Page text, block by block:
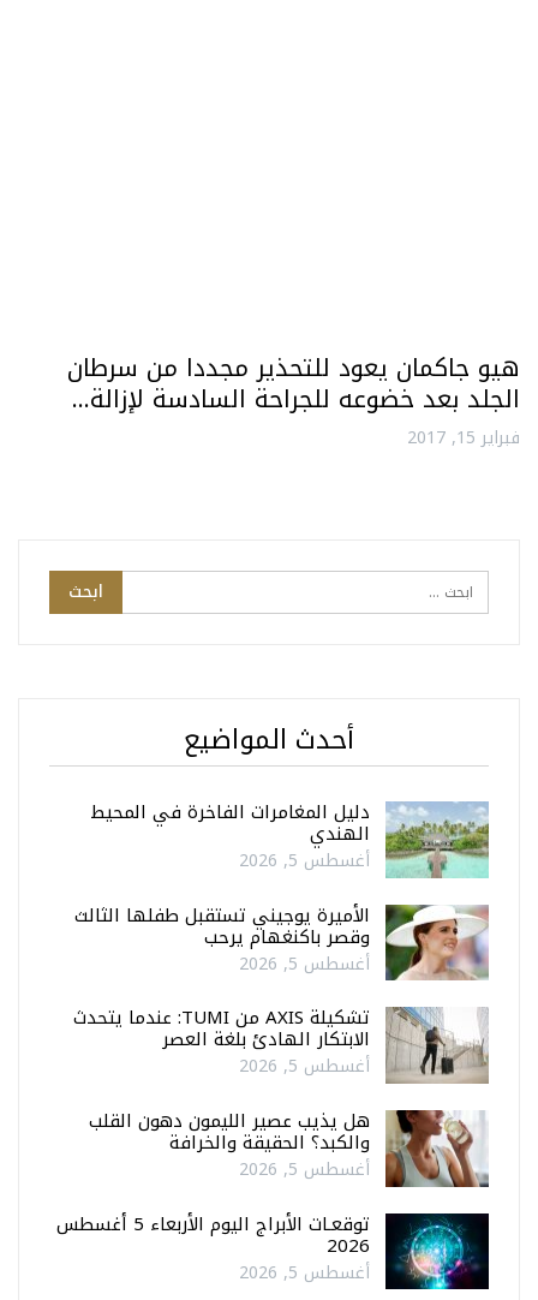
هيو جاكمان يعود للتحذير مجددا من سرطان
الجلد بعد خضوعه للجراحة السادسة لإزالة…
فبراير 15, 2017
أحدث المواضيع
دليل المغامرات الفاخرة في المحيط
الهندي
أغسطس 5, 2026
الأميرة يوجيني تستقبل طفلها الثالث
وقصر باكنغهام يرحب
أغسطس 5, 2026
تشكيلة AXIS من TUMI: عندما يتحدث
الابتكار الهادئ بلغة العصر
أغسطس 5, 2026
هل يذيب عصير الليمون دهون القلب
والكبد؟ الحقيقة والخرافة
أغسطس 5, 2026
توقعـات الأبراج اليوم الأربعاء 5 أغسطس
2026
أغسطس 5, 2026